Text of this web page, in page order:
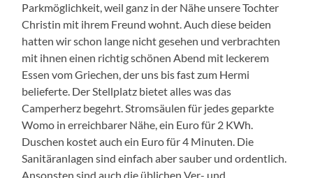
Parkmöglichkeit, weil ganz in der Nähe unsere Tochter
Christin mit ihrem Freund wohnt. Auch diese beiden
hatten wir schon lange nicht gesehen und verbrachten
mit ihnen einen richtig schönen Abend mit leckerem
Essen vom Griechen, der uns bis fast zum Hermi
belieferte. Der Stellplatz bietet alles was das
Camperherz begehrt. Stromsäulen für jedes geparkte
Womo in erreichbarer Nähe, ein Euro für 2 KWh.
Duschen kostet auch ein Euro für 4 Minuten. Die
Sanitäranlagen sind einfach aber sauber und ordentlich.
Ansonsten sind auch die üblichen Ver- und